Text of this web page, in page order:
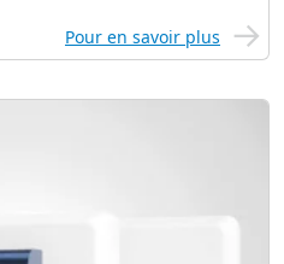
Pour en savoir plus